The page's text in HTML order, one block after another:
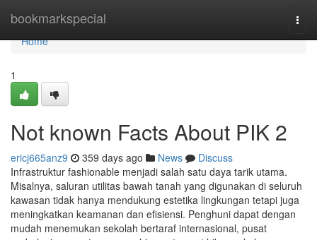
bookmarkspecial
Home
Home
1
Not known Facts About PIK 2
ericj665anz9 359 days ago News
Discuss
Infrastruktur fashionable menjadi salah satu daya tarik utama.
Misalnya, saluran utilitas bawah tanah yang digunakan di seluruh
kawasan tidak hanya mendukung estetika lingkungan tetapi juga
meningkatkan keamanan dan efisiensi. Penghuni dapat dengan
mudah menemukan sekolah bertaraf internasional, pusat